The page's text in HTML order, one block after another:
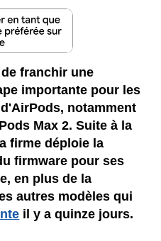
franchir une
importante pour les
notamment
Max 2. Suite à la
firme déploie la
firmware pour ses
en plus de la
autres modèles qui
il y a quinze jours.